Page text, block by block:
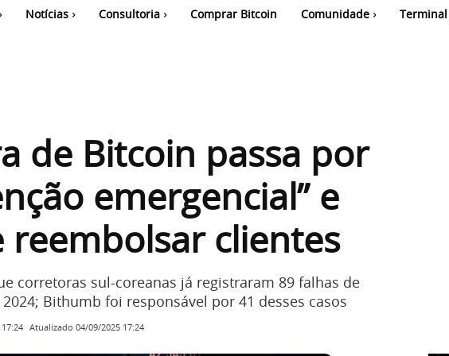
Notícias Consultoria Comprar Bitcoin Comunidade Terminal
de Bitcoin passa por
emergencial” e
clientes
corretoras sul-coreanas já registraram 89 falhas de
Bithumb foi responsável por 41 desses casos
Atualizado 04/09/2025 17:24